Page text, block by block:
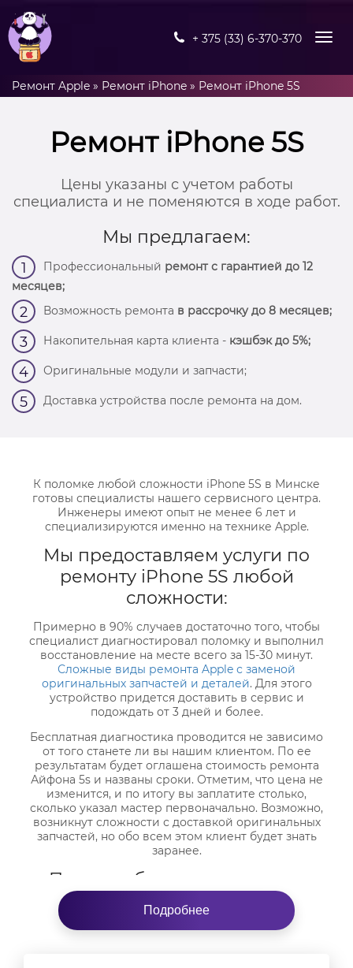
+ 375 (33) 6-370-370
Ремонт Apple » Ремонт iPhone » Ремонт iPhone 5S
Ремонт iPhone 5S
Цены указаны с учетом работы
специалиста и не поменяются в ходе работ.
Мы предлагаем:
1 Профессиональный ремонт с гарантией до 12
месяцев;
2 Возможность ремонта в рассрочку до 8 месяцев;
3 Накопительная карта клиента - кэшбэк до 5%;
4 Оригинальные модули и запчасти;
5 Доставка устройства после ремонта на дом.
К поломке любой сложности iPhone 5S в Минске
готовы специалисты нашего сервисного центра.
Инженеры имеют опыт не менее 6 лет и
специализируются именно на технике Apple.
Мы предоставляем услуги по
ремонту iPhone 5S любой
сложности:
Примерно в 90% случаев достаточно того, чтобы
специалист диагностировал поломку и выполнил
восстановление на месте всего за 15-30 минут.
Сложные виды ремонта Apple с заменой
оригинальных запчастей и деталей. Для этого
устройство придется доставить в сервис и
подождать от 3 дней и более.
Бесплатная диагностика проводится не зависимо
от того станете ли вы нашим клиентом. По ее
результатам будет оглашена стоимость ремонта
Айфона 5s и названы сроки. Отметим, что цена не
изменится, и по итогу вы заплатите столько,
сколько указал мастер первоначально. Возможно,
возникнут сложности с доставкой оригинальных
запчастей, но обо всем этом клиент будет знать
заранее.
Почему обратиться к нам за
ремонтом телефона Айфон 5s
выгодно?
Подробнее